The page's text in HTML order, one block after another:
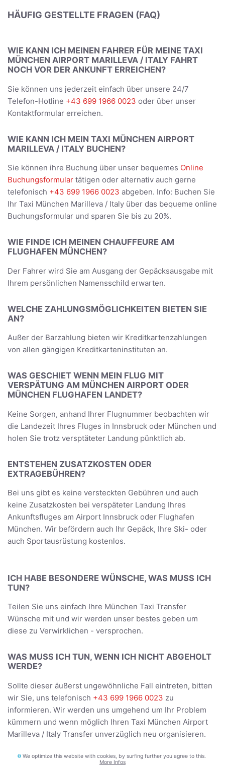
HÄUFIG GESTELLTE FRAGEN (FAQ)
WIE KANN ICH MEINEN FAHRER FÜR MEINE TAXI
MÜNCHEN AIRPORT MARILLEVA / ITALY FAHRT
NOCH VOR DER ANKUNFT ERREICHEN?
Sie können uns jederzeit einfach über unsere 24/7
Telefon-Hotline +43 699 1966 0023 oder über unser
Kontaktformular erreichen.
WIE KANN ICH MEIN TAXI MÜNCHEN AIRPORT
MARILLEVA / ITALY BUCHEN?
Sie können ihre Buchung über unser bequemes Online
Buchungsformular tätigen oder alternativ auch gerne
telefonisch +43 699 1966 0023 abgeben. Info: Buchen Sie
Ihr Taxi München Marilleva / Italy über das bequeme online
Buchungsformular und sparen Sie bis zu 20%.
WIE FINDE ICH MEINEN CHAUFFEURE AM
FLUGHAFEN MÜNCHEN?
Der Fahrer wird Sie am Ausgang der Gepäcksausgabe mit
Ihrem persönlichen Namensschild erwarten.
WELCHE ZAHLUNGSMÖGLICHKEITEN BIETEN SIE
AN?
Außer der Barzahlung bieten wir Kreditkartenzahlungen
von allen gängigen Kreditkarteninstituten an.
WAS GESCHIET WENN MEIN FLUG MIT
VERSPÄTUNG AM MÜNCHEN AIRPORT ODER
MÜNCHEN FLUGHAFEN LANDET?
Keine Sorgen, anhand Ihrer Flugnummer beobachten wir
die Landezeit Ihres Fluges in Innsbruck oder München und
holen Sie trotz versptäteter Landung pünktlich ab.
ENTSTEHEN ZUSATZKOSTEN ODER
EXTRAGEBÜHREN?
Bei uns gibt es keine versteckten Gebühren und auch
keine Zusatzkosten bei verspäteter Landung Ihres
Ankunftsfluges am Airport Innsbruck oder Flughafen
München. Wir befördern auch Ihr Gepäck, Ihre Ski- oder
auch Sportausrüstung kostenlos.
ICH HABE BESONDERE WÜNSCHE, WAS MUSS ICH
TUN?
Teilen Sie uns einfach Ihre München Taxi Transfer
Wünsche mit und wir werden unser bestes geben um
diese zu Verwirklichen - versprochen.
WAS MUSS ICH TUN, WENN ICH NICHT ABGEHOLT
WERDE?
Sollte dieser äußerst ungewöhnliche Fall eintreten, bitten
wir Sie, uns telefonisch +43 699 1966 0023 zu
informieren. Wir werden uns umgehend um Ihr Problem
kümmern und wenn möglich Ihren Taxi München Airport
Marilleva / Italy Transfer unverzüglich neu organisieren.
BEFÖRDERT DER FAHRER UNS DIREKT ZUR
We optimize this website with cookies, by surfing further you agree to this.
More Infos